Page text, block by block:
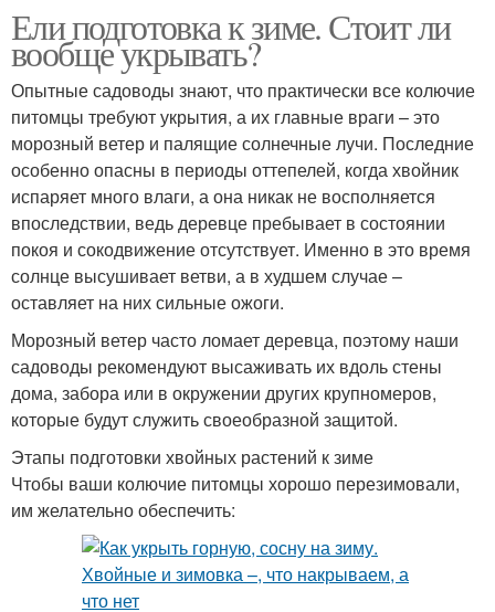
Ели подготовка к зиме. Стоит ли
вообще укрывать?
Опытные садоводы знают, что практически все колючие
питомцы требуют укрытия, а их главные враги – это
морозный ветер и палящие солнечные лучи. Последние
особенно опасны в периоды оттепелей, когда хвойник
испаряет много влаги, а она никак не восполняется
впоследствии, ведь деревце пребывает в состоянии
покоя и сокодвижение отсутствует. Именно в это время
солнце высушивает ветви, а в худшем случае –
оставляет на них сильные ожоги.
Морозный ветер часто ломает деревца, поэтому наши
садоводы рекомендуют высаживать их вдоль стены
дома, забора или в окружении других крупномеров,
которые будут служить своеобразной защитой.
Этапы подготовки хвойных растений к зиме
Чтобы ваши колючие питомцы хорошо перезимовали,
им желательно обеспечить: